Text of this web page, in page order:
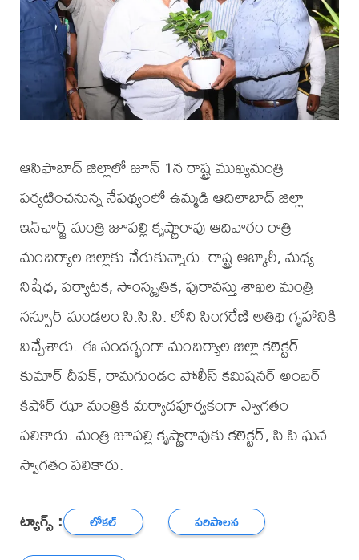
ఆసిఫాబాద్ జిల్లాలో జూన్ 1న రాష్ట్ర ముఖ్యమంత్రి
పర్యటించనున్న నేపథ్యంలో ఉమ్మడి ఆదిలాబాద్ జిల్లా
ఇన్‌ఛార్జ్ మంత్రి జూపల్లి కృష్ణారావు ఆదివారం రాత్రి
మంచిర్యాల జిల్లాకు చేరుకున్నారు. రాష్ట్ర ఆబ్కారీ, మధ్య
నిషేధ, పర్యాటక, సాంస్కృతిక, పురావస్తు శాఖల మంత్రి
నస్పూర్ మండలం సి.సి.సి. లోని సింగరేణి అతిథి గృహానికి
విచ్చేశారు. ఈ సందర్భంగా మంచిర్యాల జిల్లా కలెక్టర్
కుమార్ దీపక్, రామగుండం పోలీస్ కమిషనర్ అంబర్
కిషోర్ ఝా మంత్రికి మర్యాదపూర్వకంగా స్వాగతం
పలికారు. మంత్రి జూపల్లి కృష్ణారావుకు కలెక్టర్, సి.పి ఘన
స్వాగతం పలికారు.
ట్యాగ్స్ : లోకల్
పరిపాలన